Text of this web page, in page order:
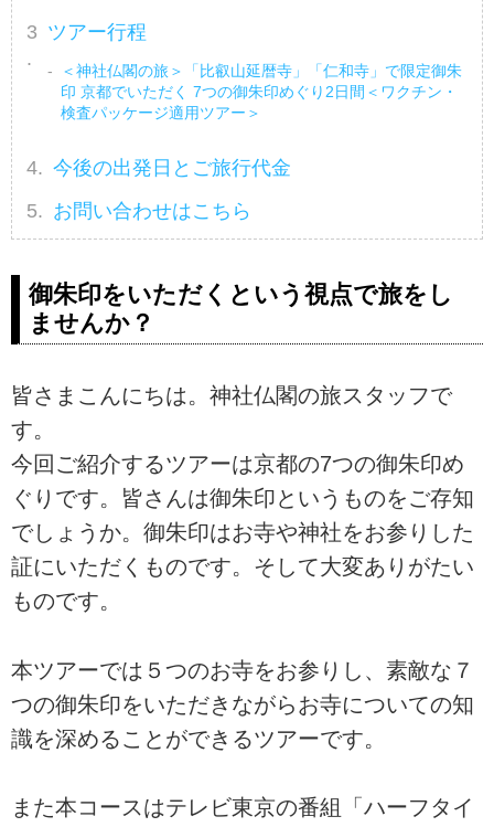
ツアー行程
＜神社仏閣の旅＞「比叡山延暦寺」「仁和寺」で限定御朱
印 京都でいただく 7つの御朱印めぐり2日間＜ワクチン・
検査パッケージ適用ツアー＞
今後の出発日とご旅行代金
お問い合わせはこちら
御朱印をいただくという視点で旅をし
ませんか？
皆さまこんにちは。神社仏閣の旅スタッフで
す。
今回ご紹介するツアーは京都の7つの御朱印め
ぐりです。皆さんは御朱印というものをご存知
でしょうか。御朱印はお寺や神社をお参りした
証にいただくものです。そして大変ありがたい
ものです。
本ツアーでは５つのお寺をお参りし、素敵な７
つの御朱印をいただきながらお寺についての知
識を深めることができるツアーです。
また本コースはテレビ東京の番組「ハーフタイ